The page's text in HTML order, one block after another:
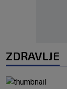
ZDRAVLJE